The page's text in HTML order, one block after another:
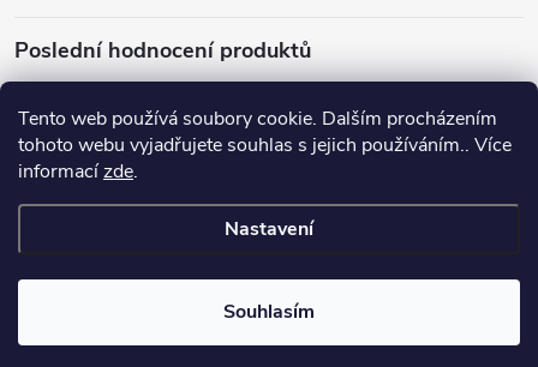
Tento web používá soubory cookie. Dalším procházením
tohoto webu vyjadřujete souhlas s jejich používáním.. Více
informacízde.
Nastavení
Souhlasím
Poslední hodnocení produktů
Dávkovací lžička na mletou kávu 53132C8134
Copyright 2026JM servis. Všechna práva vyhrazena.